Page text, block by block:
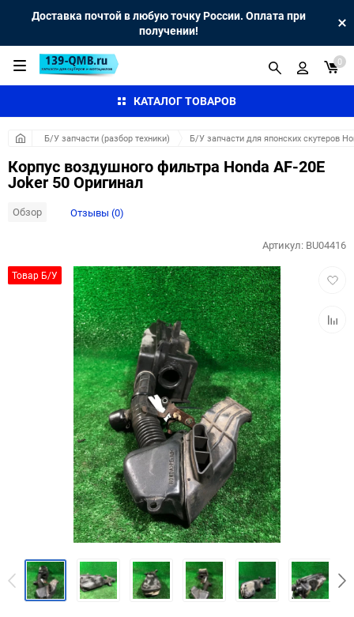
Доставка почтой в любую точку России. Оплата при
получении!
КАТАЛОГ ТОВАРОВ
0
Б/У запчасти (разбор техники) Б/У запчасти для японских скутеров
Корпус воздушного фильтра Honda AF-20E
Joker 50 Оригинал
Обзор Отзывы (0)
Товар Б/У
Артикул: BU04416